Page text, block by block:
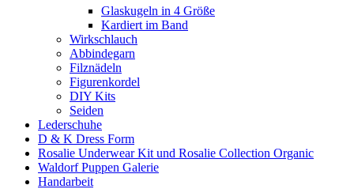
Glaskugeln in 4 Größe
Kardiert im Band
Wirkschlauch
Abbindegarn
Filznädeln
Figurenkordel
DIY Kits
Seiden
Lederschuhe
D & K Dress Form
Rosalie Underwear Kit und Rosalie Collection Organic
Waldorf Puppen Galerie
Handarbeit